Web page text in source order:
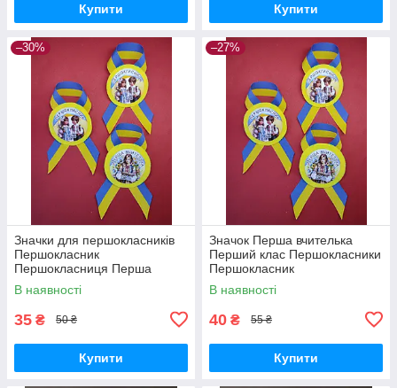
Купити Купити
–30%
Значки для першокласників
Першокласник
Першокласниця Перша
вчителька брошки українські
Перший дзвоник значок
В наявності
35 ₴ 50 ₴
Купити
–27%
Значок Перша вчителька
Перший клас Першокласники
Першокласник
Першокласниця Брошка
Значки першокласників
В наявності
40 ₴ 55 ₴
Купити